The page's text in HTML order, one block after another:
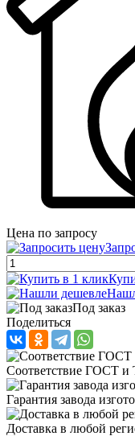
Цена по запросу
Под заказ
Поделиться
Соответствие ГОСТ и
Гарантия завода
Доставка в любой